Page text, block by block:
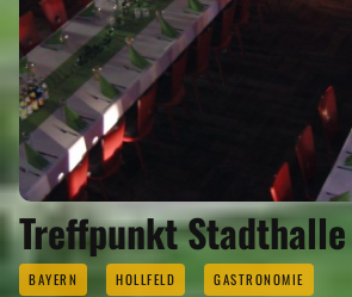
Treffpunkt Stadthalle
BAYERN HOLLFELD GASTRONOMIE